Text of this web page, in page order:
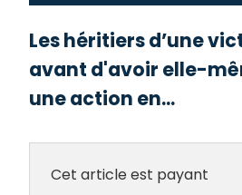
Les héritiers d’une
avant d'avoir elle-
une action en...
Cet article est payant